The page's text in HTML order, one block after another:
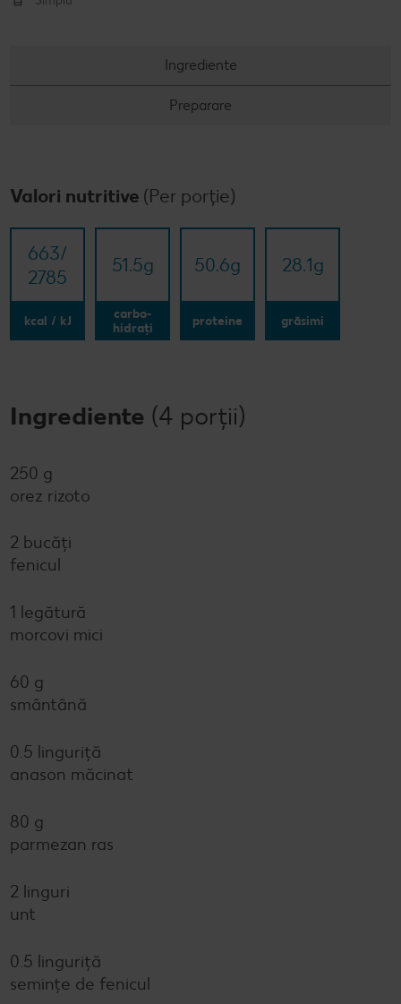
Ingrediente
Preparare
Valori nutritive (Per porție)
663/​
2785
kcal / kJ
51.5g
carbo-
hidrați
50.6g
proteine
28.1g
grăsimi
Ingrediente (4 porții)
250 g
orez rizoto
2 bucăți
fenicul
1 legătură
morcovi mici
60 g
smântână
0.5 linguriță
anason măcinat
80 g
parmezan ras
2 linguri
unt
0.5 linguriță
semințe de fenicul